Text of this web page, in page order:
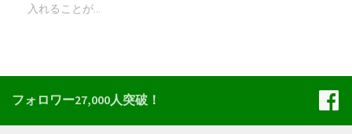
入れることが...
フォロワー27,000人突破！